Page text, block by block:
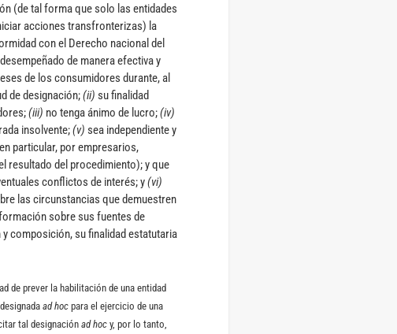
(de tal forma que solo las entidades
acciones transfronterizas) la
con el Derecho nacional del
de manera efectiva y
de los consumidores durante, al
de designación;(ii) su finalidad
(iii) no tenga ánimo de lucro;(iv)
insolvente;(v) sea independiente y
particular, por empresarios,
resultado del procedimiento); y que
conflictos de interés; y(vi)
las circunstancias que demuestren
sobre sus fuentes de
composición, su finalidad estatutaria
de prever la habilitación de una entidad
ad hoc para el ejercicio de una
tal designaciónad hoc y, por lo tanto,